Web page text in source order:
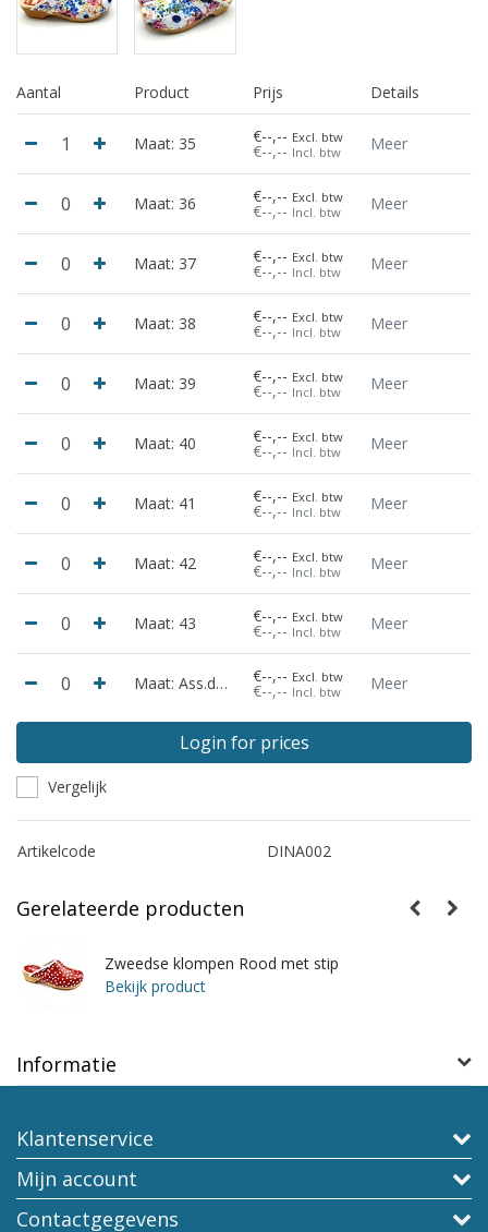
Aantal Product Prijs Details
Maat: 35 €--,-- Excl. btw
€--,-- Incl. btw Meer
Maat: 36 €--,-- Excl. btw
€--,-- Incl. btw Meer
Maat: 37 €--,-- Excl. btw
€--,-- Incl. btw Meer
Maat: 38 €--,-- Excl. btw
€--,-- Incl. btw Meer
Maat: 39 €--,-- Excl. btw
€--,-- Incl. btw Meer
Maat: 40 €--,-- Excl. btw
€--,-- Incl. btw Meer
Maat: 41 €--,-- Excl. btw
€--,-- Incl. btw Meer
Maat: 42 €--,-- Excl. btw
€--,-- Incl. btw Meer
Maat: 43 €--,-- Excl. btw
€--,-- Incl. btw Meer
Maat: Ass.doos 10 paar €--,-- Excl. btw
€--,-- Incl. btw Meer
Login for prices
Vergelijk
Artikelcode DINA002
Gerelateerde producten
Zweedse klompen Rood met stip
Bekijk product
Informatie
Klantenservice
Mijn account
Contactgegevens